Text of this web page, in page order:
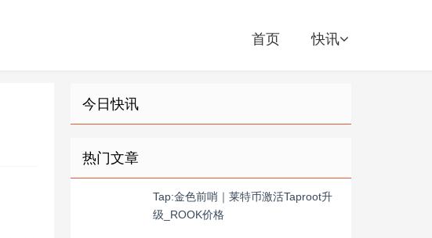
首页 快讯
今日快讯
热门文章
Tap:金色前哨｜莱特币激活Taproot升
级_ROOK价格